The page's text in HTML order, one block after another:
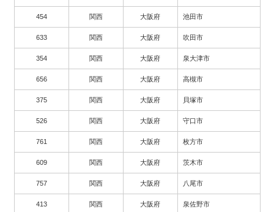
454 関西 大阪府 池田市
633 関西 大阪府 吹田市
354 関西 大阪府 泉大津市
656 関西 大阪府 高槻市
375 関西 大阪府 貝塚市
526 関西 大阪府 守口市
761 関西 大阪府 枚方市
609 関西 大阪府 茨木市
757 関西 大阪府 八尾市
413 関西 大阪府 泉佐野市